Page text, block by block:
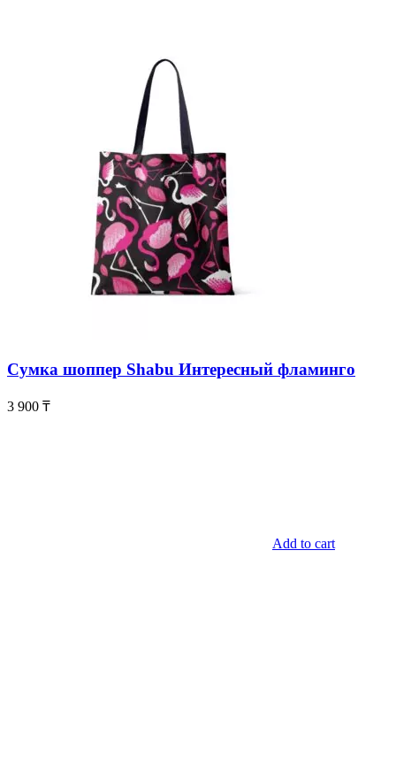
Сумка шоппер Shabu Интересный фламинго
3 900 ₸
Add to cart